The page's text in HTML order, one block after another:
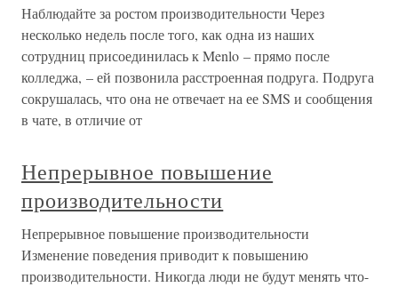
Наблюдайте за ростом производительности Через
несколько недель после того, как одна из наших
сотрудниц присоединилась к Menlo – прямо после
колледжа, – ей позвонила расстроенная подруга. Подруга
сокрушалась, что она не отвечает на ее SMS и сообщения
в чате, в отличие от
Непрерывное повышение
производительности
Непрерывное повышение производительности
Изменение поведения приводит к повышению
производительности. Никогда люди не будут менять что-